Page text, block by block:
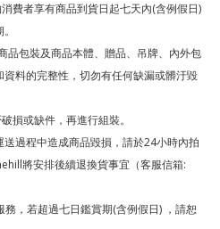
費者享有商品到貨日起七天內(含例假日)
品包裝及商品本體、贈品、吊牌、內外包
料的完整性，切勿有任何缺漏或髒汙毀
損或缺件，再進行組裝。
過程中造成商品毀損，請於24小時內拍
將安排後續退換貨事宜（客服信箱:
，若超過七日鑑賞期(含例假日) ，請恕